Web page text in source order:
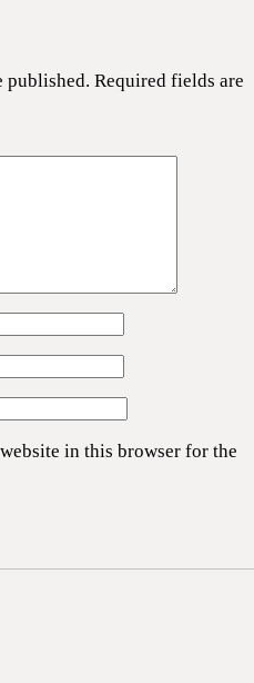
published. Required fields are
in this browser for the